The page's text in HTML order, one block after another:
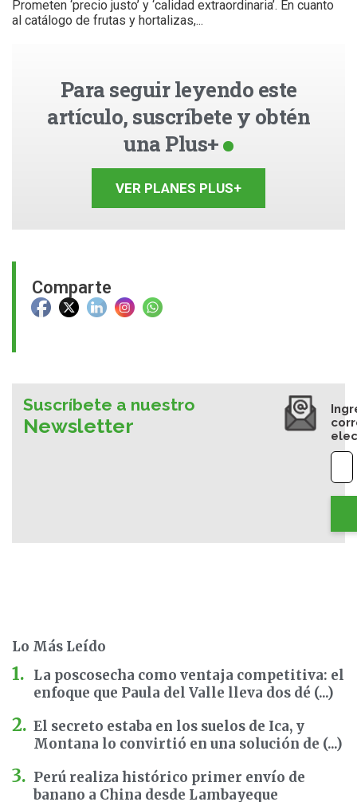
Comparte
Prometen ‘precio justo’ y ‘calidad extraordinaria’. En cuanto
al catálogo de frutas y hortalizas,...
Para seguir leyendo este
artículo, suscríbete y obtén
una Plus+
VER PLANES PLUS+
Suscríbete a nuestro
Newsletter
Lo Más Leído
La poscosecha como ventaja competitiva: el
enfoque que Paula del Valle lleva dos dé (...)
El secreto estaba en los suelos de Ica, y
Montana lo convirtió en una solución de (...)
Perú realiza histórico primer envío de
banano a China desde Lambayeque